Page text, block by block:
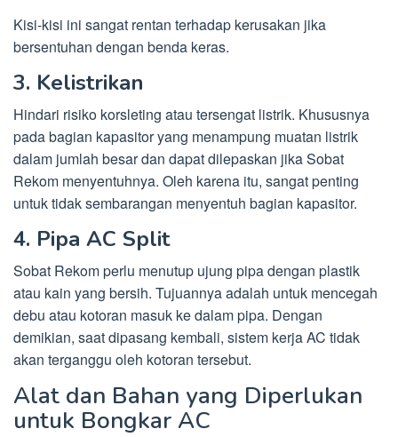
Kisi-kisi ini sangat rentan terhadap kerusakan jika
bersentuhan dengan benda keras.
3. Kelistrikan
Hindari risiko korsleting atau tersengat listrik. Khususnya
pada bagian kapasitor yang menampung muatan listrik
dalam jumlah besar dan dapat dilepaskan jika Sobat
Rekom menyentuhnya. Oleh karena itu, sangat penting
untuk tidak sembarangan menyentuh bagian kapasitor.
4. Pipa AC Split
Sobat Rekom perlu menutup ujung pipa dengan plastik
atau kain yang bersih. Tujuannya adalah untuk mencegah
debu atau kotoran masuk ke dalam pipa. Dengan
demikian, saat dipasang kembali, sistem kerja AC tidak
akan terganggu oleh kotoran tersebut.
Alat dan Bahan yang Diperlukan
untuk Bongkar AC